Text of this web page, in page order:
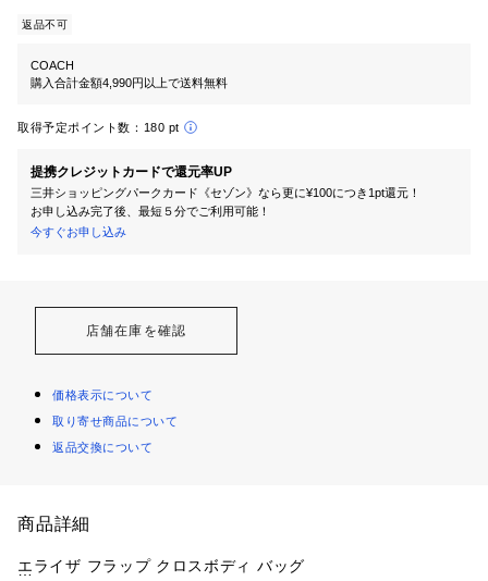
返品不可
COACH
購入合計金額4,990円以上で送料無料
取得予定ポイント数： 180 pt
提携クレジットカードで還元率UP
三井ショッピングパークカード《セゾン》なら更に¥100につき1pt還元！
お申し込み完了後、最短５分でご利用可能！
今すぐお申し込み
店舗在庫を確認
価格表示について
取り寄せ商品について
返品交換について
商品詳細
エライザ フラップ クロスボディ バッグ